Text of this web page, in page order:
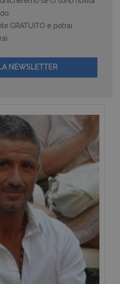
GRATUITO e potrai
NEWSLETTER